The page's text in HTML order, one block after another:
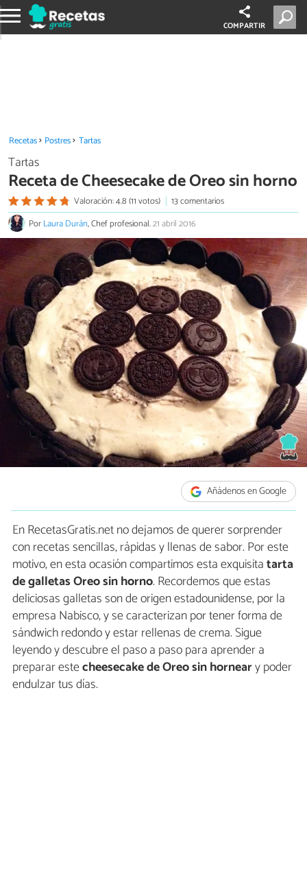
COMPARTIR
Recetas Postres Tartas
Tartas
Receta de Cheesecake de Oreo sin horno
Valoración: 4.8 (11 votos)
13 comentarios
PorLaura Durán, Chef profesional.21 abril 2016
Añádenos en Google
En RecetasGratis.net no dejamos de querer sorprender
con recetas sencillas, rápidas y llenas de sabor. Por este
motivo, en esta ocasión compartimos esta exquisitatarta
de galletas Oreo sin horno. Recordemos que estas
deliciosas galletas son de origen estadounidense, por la
empresa Nabisco, y se caracterizan por tener forma de
sándwich redondo y estar rellenas de crema. Sigue
leyendo y descubre el paso a paso para aprender a
preparar estecheesecake de Oreo sin horneary poder
endulzar tus días.